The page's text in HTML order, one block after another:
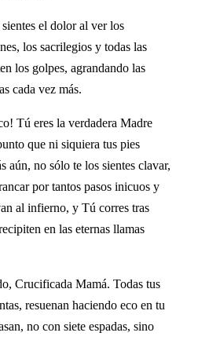
el dolor al ver los
los sacrilegios y todas las
los golpes, agrandando las
cada vez más.
Tú eres la verdadera Madre
que ni siquiera tus pies
aún, no sólo te los sientes clavar,
por tantos pasos inicuos y
al infierno, y Tú corres tras
en las eternas llamas
Crucificada Mamá. Todas tus
resuenan haciendo eco en tu
no con siete espadas, sino